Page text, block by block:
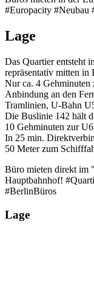
#Europacity #Neubau
Lage
Das Quartier entsteht
repräsentativ mitten in
Nur ca. 4 Gehminuten
Anbindung an den
Tramlinien, U-Bahn
Die Buslinie 142 hält
10 Gehminuten zur U6
In 25 min.
50 Meter zum
Büro mieten direkt im
Hauptbahnhof!
#BerlinBüros
Lage